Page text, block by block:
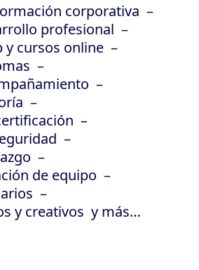
corporativa
profesional
y cursos online
de equipo
y creativos y más…